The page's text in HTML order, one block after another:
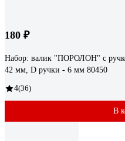
180 ₽
Набор: валик "ПОРОЛОН" с
42 мм, D ручки - 6 мм 80450
4(36)
В